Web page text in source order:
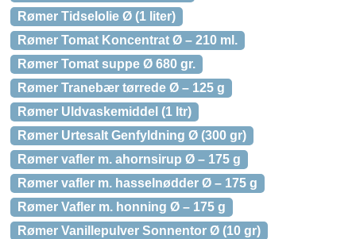
Rømer Tidselolie Ø (1 liter)
Rømer Tomat Koncentrat Ø – 210 ml.
Rømer Tomat suppe Ø 680 gr.
Rømer Tranebær tørrede Ø – 125 g
Rømer Uldvaskemiddel (1 ltr)
Rømer Urtesalt Genfyldning Ø (300 gr)
Rømer vafler m. ahornsirup Ø – 175 g
Rømer vafler m. hasselnødder Ø – 175 g
Rømer Vafler m. honning Ø – 175 g
Rømer Vanillepulver Sonnentor Ø (10 gr)